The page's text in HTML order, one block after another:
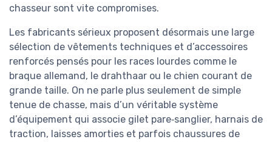
chasseur sont vite compromises.
Les fabricants sérieux proposent désormais une large
sélection de vêtements techniques et d’accessoires
renforcés pensés pour les races lourdes comme le
braque allemand, le drahthaar ou le chien courant de
grande taille. On ne parle plus seulement de simple
tenue de chasse, mais d’un véritable système
d’équipement qui associe gilet pare‑sanglier, harnais de
traction, laisses amorties et parfois chaussures de